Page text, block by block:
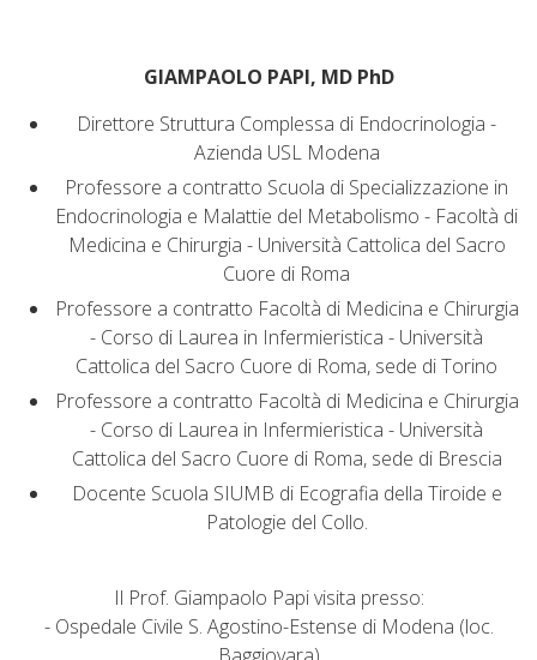
GIAMPAOLO PAPI, MD PhD
Direttore Struttura Complessa di Endocrinologia -
Azienda USL Modena
Professore a contratto Scuola di Specializzazione in
Endocrinologia e Malattie del Metabolismo - Facoltà di
Medicina e Chirurgia - Università Cattolica del Sacro
Cuore di Roma
Professore a contratto Facoltà di Medicina e Chirurgia
- Corso di Laurea in Infermieristica - Università
Cattolica del Sacro Cuore di Roma, sede di Torino
Professore a contratto Facoltà di Medicina e Chirurgia
- Corso di Laurea in Infermieristica - Università
Cattolica del Sacro Cuore di Roma, sede di Brescia
Docente Scuola SIUMB di Ecografia della Tiroide e
Patologie del Collo.
Il Prof. Giampaolo Papi visita presso:
- Ospedale Civile S. Agostino-Estense di Modena (loc.